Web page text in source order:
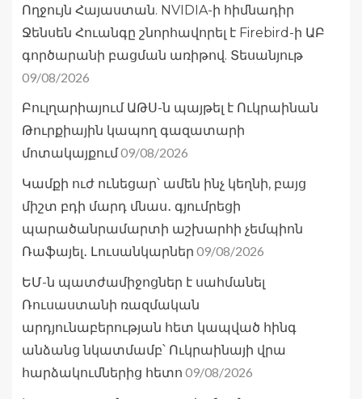
Ողջույն Հայաստան. NVIDIA-ի հիմնադիր
Ջենսեն Հուանգը շնորհավորել է Firebird-ի ԱԲ
գործարանի բացման առիթով. Տեսանյութ
09/08/2026
Բուլղարիայում ԱԹՍ-ն պայթել է Ուկրաինան
Թուրքիային կապող գազատարի
մոտակայքում09/08/2026
Կամքի ուժ ունեցար՝ ամեն ինչ կեղնի, բայց
միշտ բդի մարդ մնաս․ գյումրեցի
պարածանրամարտի աշխարհի չեմպիոն
Ռաֆայել․ Լուսանկարներ 09/08/2026
ԵՄ-ն պատժամիջոցներ է սահմանել
Ռուսաստանի ռազմական
արդյունաբերության հետ կապված հինգ
անձանց նկատմամբ՝ Ուկրաինայի վրա
հարձակումներից հետո 09/08/2026